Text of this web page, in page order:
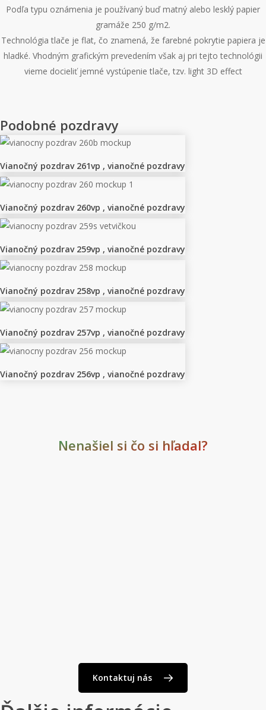
Podľa typu oznámenia je používaný buď matný alebo lesklý papier
gramáže 250 g/m2.
Technológia tlače je flat, čo znamená, že farebné pokrytie papiera je
hladké. Vhodným grafickým prevedením však aj pri tejto technológii
vieme docieliť jemné vystúpenie tlače, tzv. light 3D effect
Podobné pozdravy
Vianočný
pozdrav
,
vianočné
pozdravy
Vianočný pozdrav 261vp , vianočné pozdravy
Vianočný
pozdrav
,
vianočné
pozdravy
Vianočný pozdrav 260vp , vianočné pozdravy
Vianočný
pozdrav
,
vianočné
pozdravy
Vianočný pozdrav 259vp , vianočné pozdravy
Vianočný
pozdrav
,
vianočné
pozdravy
Vianočný pozdrav 258vp , vianočné pozdravy
Vianočný
pozdrav
,
Vianočný pozdrav 257vp , vianočné pozdravy
Vianočný
Vianočný pozdrav 256vp , vianočné pozdravy
Nenašiel si čo si hľadal?
Kontaktuj nás